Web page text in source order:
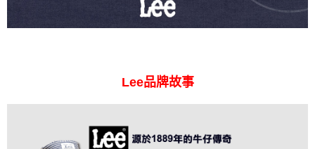
Lee品牌故事